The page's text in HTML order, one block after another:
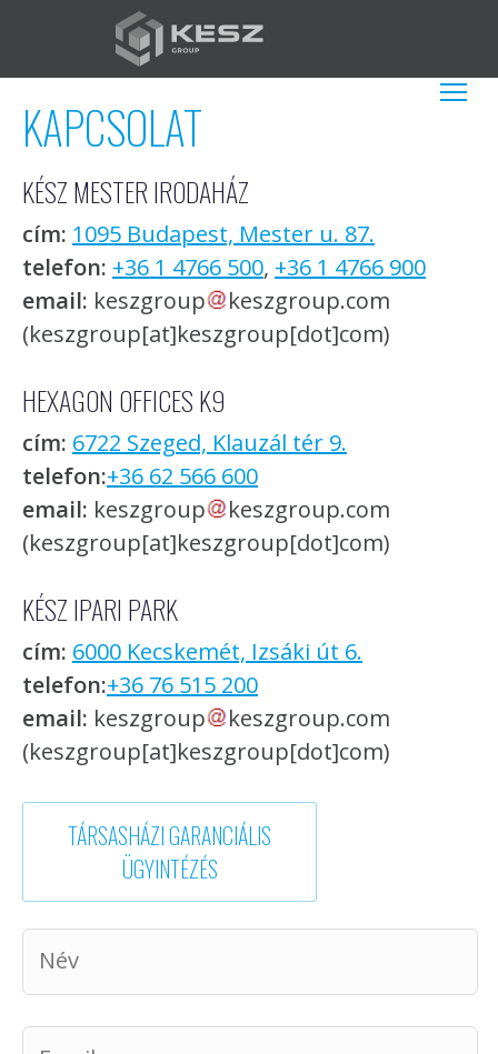
tartalomra
További
KAPCSOLAT
KÉSZ MESTER IRODAHÁZ
cím: 1095 Budapest, Mester u. 87.
telefon: +36 1 4766 500, +36 1 4766 900
email: keszgroup
keszgroup.com
(keszgroup[at]keszgroup[dot]com)
HEXAGON OFFICES K9
cím: 6722 Szeged, Klauzál tér 9.
telefon:+36 62 566 600
email: keszgroup
keszgroup.com
(keszgroup[at]keszgroup[dot]com)
KÉSZ IPARI PARK
cím: 6000 Kecskemét, Izsáki út 6.
telefon:+36 76 515 200
email: keszgroup
keszgroup.com
(keszgroup[at]keszgroup[dot]com)
TÁRSASHÁZI GARANCIÁLIS
ÜGYINTÉZÉS
NÉV
EMAIL